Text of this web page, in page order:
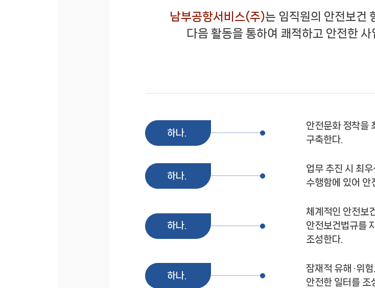
남부공항서비스(주)는 임직원의 안전보건
다음 활동을 통하여 쾌적하고 안전한
하나.
안전문화 정착을
구축한다.
하나.
업무 추진 시 최우
수행함에 있어 안
하나.
체계적인 안전보
안전보건법규를
조성한다.
하나.
잠재적 유해 ·위
안전한 일터를 조